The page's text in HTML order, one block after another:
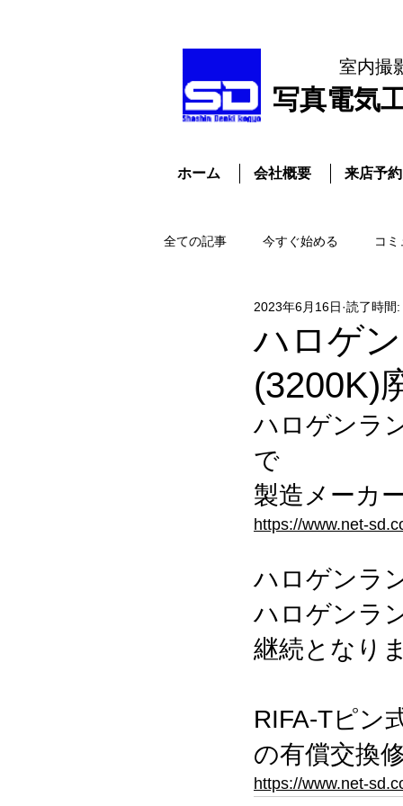
写真電気
室内撮
ホーム 会社概要 来店予
全ての記事 今すぐ始める コ
ハロゲ
(3200K)
2023年6月16日 読了時間
ハロゲンラ
で
製造メーカ
https://www.net-
ハロゲンラ
ハロゲンラ
継続となり
RIFA-Tピン
の有償交換
https://www.net-